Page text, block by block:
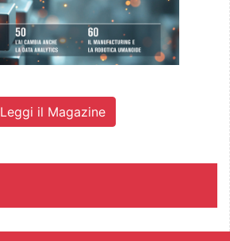
Leggi il Magazine